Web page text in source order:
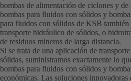
bombas de alimentación de ciclones y
bombas para fluidos con sólidos y
para fluidos con sólidos de KSB también
transporte hidráulico de sólidos, o
de residuos mineros de larga distancia.
Si se trata de una aplicación de
sólidas, suministramos exactamente lo
bombas para fluidos con sólidos y
económicas. Las soluciones